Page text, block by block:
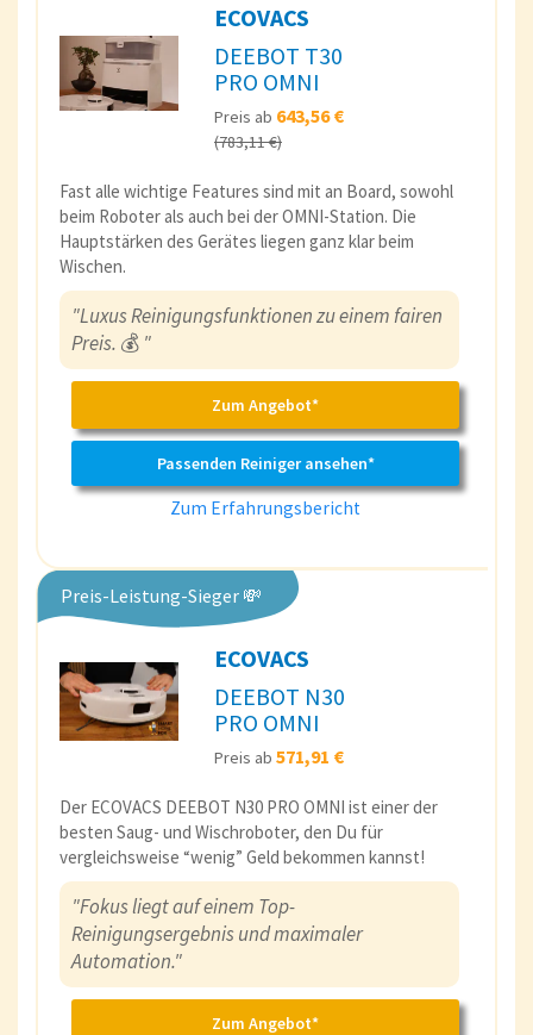
ECOVACS
DEEBOT T30
PRO OMNI
Preis ab 643,56 €
(783,11 €)
Fast alle wichtige Features sind mit an Board, sowohl
beim Roboter als auch bei der OMNI-Station. Die
Hauptstärken des Gerätes liegen ganz klar beim
Wischen.
"Luxus Reinigungsfunktionen zu einem fairen
Preis. 💰 "
Zum Angebot*
Passenden Reiniger ansehen*
Zum Erfahrungsbericht
Preis-Leistung-Sieger 💸
ECOVACS
DEEBOT N30
PRO OMNI
Preis ab 571,91 €
Der ECOVACS DEEBOT N30 PRO OMNI ist einer der
besten Saug- und Wischroboter, den Du für
vergleichsweise “wenig” Geld bekommen kannst!
"Fokus liegt auf einem Top-
Reinigungsergebnis und maximaler
Automation."
Zum Angebot*